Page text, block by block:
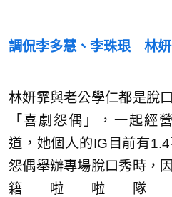
調侃李多慧、李珠珢 林
林妍霏與老公學仁都是脫
「喜劇怨偶」，一起經
道，她個人的IG目前有
怨偶舉辦專場脫口秀時，
籍啦啦隊